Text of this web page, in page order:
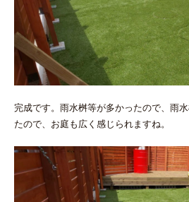
完成です。雨水桝等が多かったので、雨
たので、お庭も広く感じられますね。